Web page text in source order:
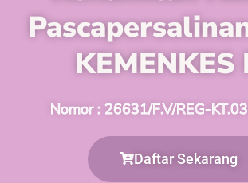
KEMENKES
Nomor : 26631/F.V/REG-
Daftar Sekarang